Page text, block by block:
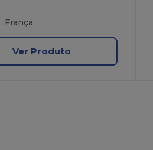
França
Ver Produto